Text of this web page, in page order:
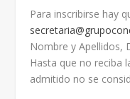
Para inscribirse hay
Nombre y Apellidos,
Hasta que no reciba
admitido no se